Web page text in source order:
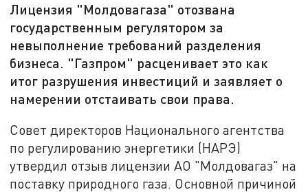
Лицензия "Молдовагаза" отозвана
государственным регулятором за
невыполнение требований разделения
бизнеса. "Газпром" расценивает это как
итог разрушения инвестиций и заявляет о
намерении отстаивать свои права.
Совет директоров Национального агентства
по регулированию энергетики (НАРЭ)
утвердил отзыв лицензии АО "Молдовагаз" на
поставку природного газа. Основной причиной